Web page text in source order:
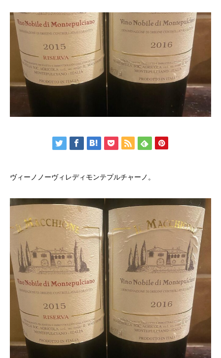
ヴィーノノーヴィレディモンテプルチャーノ。